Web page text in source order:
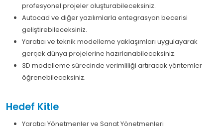
profesyonel projeler oluşturabileceksiniz.
Autocad ve diğer yazılımlarla entegrasyon becerisi
geliştirebileceksiniz.
Yaratıcı ve teknik modelleme yaklaşımları uygulayarak
gerçek dünya projelerine hazırlanabileceksiniz.
3D modelleme sürecinde verimliliği artıracak yöntemler
öğrenebileceksiniz.
Hedef Kitle
Yaratıcı Yönetmenler ve Sanat Yönetmenleri